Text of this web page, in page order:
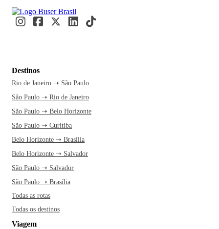
Destinos
Rio de Janeiro ➝ São Paulo
São Paulo ➝ Rio de Janeiro
São Paulo ➝ Belo Horizonte
São Paulo ➝ Curitiba
Belo Horizonte ➝ Brasília
Belo Horizonte ➝ Salvador
São Paulo ➝ Salvador
São Paulo ➝ Brasília
Todas as rotas
Todas os destinos
Viagem